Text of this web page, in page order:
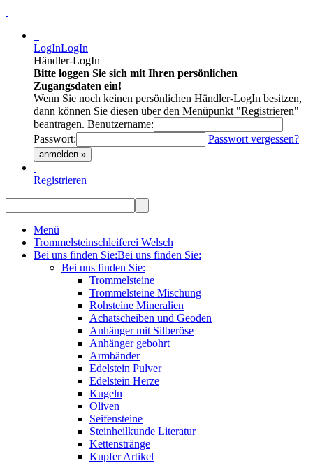
LogInLogIn
Händler-LogIn
Bitte loggen Sie sich mit Ihren persönlichen
Zugangsdaten ein!
Wenn Sie noch keinen persönlichen Händler-LogIn besitzen,
dann können Sie diesen über den Menüpunkt "Registrieren"
beantragen. Benutzername:
Passwort:
Passwort vergessen?
anmelden »
Registrieren
Menü
Trommelsteinschleiferei Welsch
Bei uns finden Sie:Bei uns finden Sie:
Bei uns finden Sie:
Trommelsteine
Trommelsteine Mischung
Rohsteine Mineralien
Achatscheiben und Geoden
Anhänger mit Silberöse
Anhänger gebohrt
Armbänder
Edelstein Pulver
Edelstein Herze
Kugeln
Oliven
Seifensteine
Steinheilkunde Literatur
Kettenstränge
Kupfer Artikel